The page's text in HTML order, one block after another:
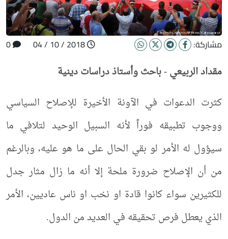
مشاركة:
مقداد الربيعي-باحث وأستاذ دراسات دينية
كثرت الدعوات في الآونة الأخيرة للإصلاح السياسي
ووجوب تطبيقه فوراً لأنه السبيل الوحيد لتلافي ما
سيؤول له الأمر لو بقي الحال على ما هو عليه، وبالرغم
من أن الإصلاح ضرورة ملحة إلا أنه ما زال مثار جدل
للكثيرين سواء كانوا قادة او نخب او ناس عاديين، الأمر
الذي يعطل فرص تحقيقه في العديد من الدول.